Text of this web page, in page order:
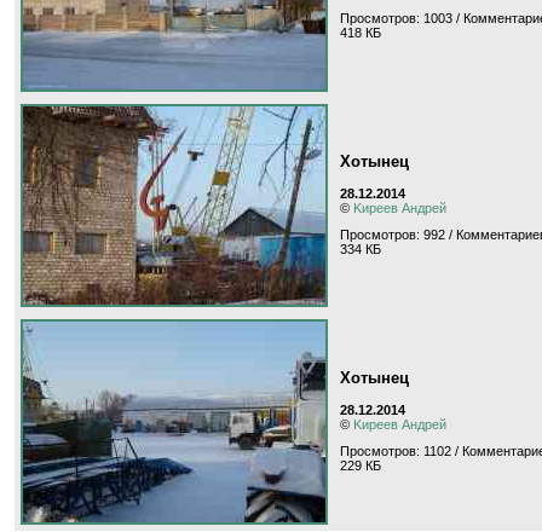
Просмотров: 1003 /
418 КБ
Хотынец
28.12.2014
© Kиpeeв Aндpeй
Просмотров: 992 /
334 КБ
Хотынец
28.12.2014
© Kиpeeв Aндpeй
Просмотров: 1102 /
229 КБ